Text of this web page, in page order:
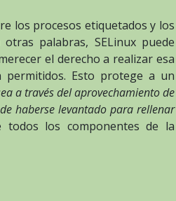
los procesos etiquetados y los
palabras, SELinux puede
el derecho a realizar esa
permitidos. Esto protege a un
a través del aprovechamiento de
haberse levantado para rellenar
todos los componentes de la